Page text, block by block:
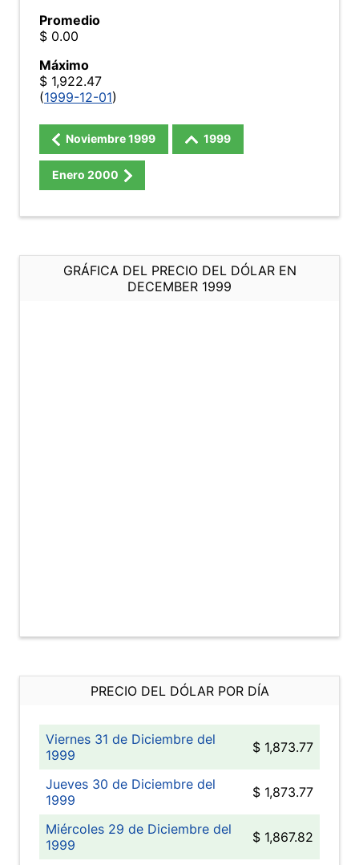
Promedio
$ 0.00
Máximo
$ 1,922.47
(1999-12-01)
Noviembre1999 1999
Enero 2000
GRÁFICA DEL PRECIO DEL DÓLAR EN
DECEMBER 1999
PRECIO DEL DÓLAR POR DÍA
Viernes 31 de Diciembre del
1999
$ 1,873.77
Jueves 30 de Diciembre del
1999
$ 1,873.77
Miércoles 29 de Diciembre del
1999
$ 1,867.82